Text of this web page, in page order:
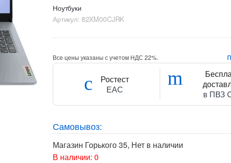
Ноутбуки
Артикул: 82XM00CJRK
Все цены указаны с учетом НДС 22%.
Ростест
ЕАС
в ПВЗ
Самовывоз:
Магазин Горького 35, Нет в наличии
В наличии: 0